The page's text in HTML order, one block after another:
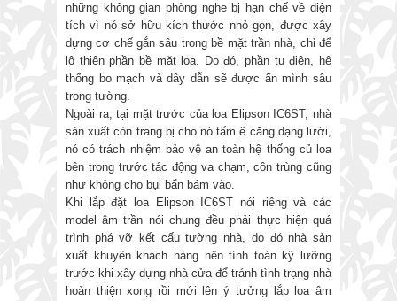
những không gian phòng nghe bị hạn chế về diện
tích vì nó sở hữu kích thước nhỏ gọn, được xây
dựng cơ chế gắn sâu trong bề mặt trần nhà, chỉ để
lộ thiên phần bề mặt loa. Do đó, phần tụ điện, hệ
thống bo mạch và dây dẫn sẽ được ẩn mình sâu
trong tường.
Ngoài ra, tại mặt trước của loa Elipson IC6ST, nhà
sản xuất còn trang bị cho nó tấm ê căng dạng lưới,
nó có trách nhiệm bảo vệ an toàn hệ thống củ loa
bên trong trước tác động va chạm, côn trùng cũng
như không cho bụi bẩn bám vào.
Khi lắp đặt loa Elipson IC6ST nói riêng và các
model âm trần nói chung đều phải thực hiện quá
trình phá vỡ kết cấu tường nhà, do đó nhà sản
xuất khuyên khách hàng nên tính toán kỹ lưỡng
trước khi xây dựng nhà cửa để tránh tình trạng nhà
hoàn thiện xong rồi mới lên ý tưởng lắp loa âm